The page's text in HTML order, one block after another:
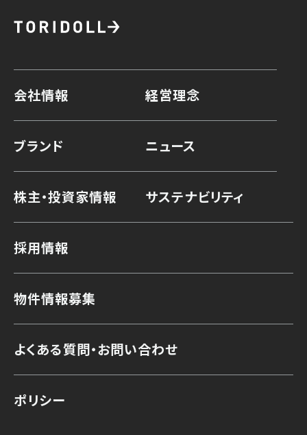
会社情報 経営理念
ブランド ニュース
株主・投資家情報 サステナビリティ
採用情報
物件情報募集
よくある質問・お問い合わせ
ポリシー